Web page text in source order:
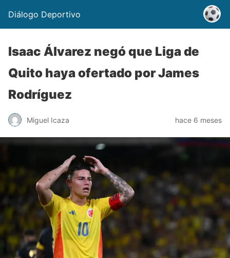
Diálogo Deportivo
Isaac Álvarez negó que Liga de
Quito haya ofertado por James
Rodríguez
Miguel Icaza hace 6 meses